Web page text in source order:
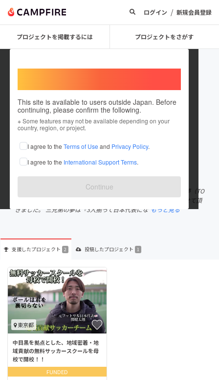
ログイン / 新規会員登録
プロジェクトを掲載するには プロジェクトをさがす
This site is available to users outside Japan. Before
continuing, please confirm the following.
※ Some features may not be available depending on your
country, region, or project.
I agree to the Terms of Use and Privacy Policy.
I agree to the International Support Terms.
Continue
Ocean TOM
これまでに2回支援して1件のプロジェクトを投稿しています
在住国：日本 現在地：神奈川県
出身国：日本 出身地：神奈川県
横浜市在住の「健康とアスリートに特化した美容師」の永島 登夢（TO
M）です。 今回、三兄弟のスペイン挑戦の夢を応援したく投稿させて頂
きました。 三兄弟の夢は『3人揃って日本代表にな もっと見る
支援したプロジェクト 2 投稿したプロジェクト 1
東京都
中目黒を拠点とした、地域密着・地
域貢献の無料サッカースクールを母
校で開校！！
FUNDED